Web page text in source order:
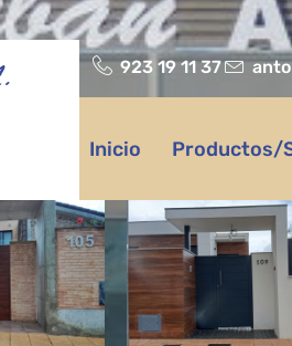
923 19 11 37
Inicio Productos/